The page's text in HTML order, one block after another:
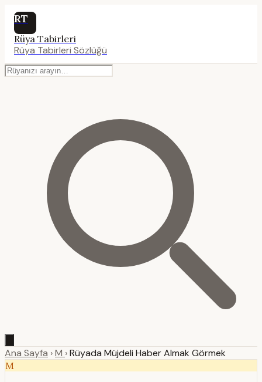
RT
Rüya Tabirleri
Rüya Tabirleri Sözlüğü
Ana Sayfa ›M ›Rüyada Müjdeli Haber Almak Görmek
M